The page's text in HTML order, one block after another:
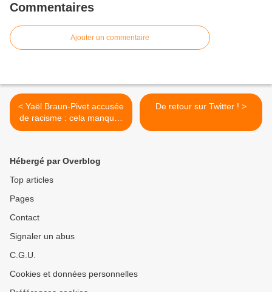
Commentaires
Ajouter un commentaire
< Yaël Braun-Pivet accusée
de racisme : cela manquait
pour que le Guignol soit
De retour sur Twitter ! >
Hébergé par Overblog
Top articles
Pages
Contact
Signaler un abus
C.G.U.
Cookies et données personnelles